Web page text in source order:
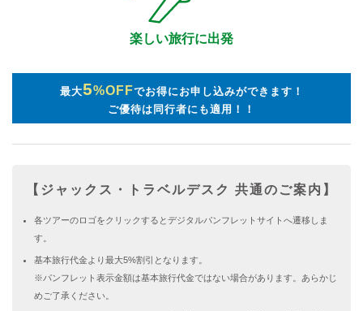
楽しい旅行に出発
最大5%OFFでお得にお申し込みができます！
ご優待は同行者にも適用！！
【ジャックス・トラベルデスク 共通のご案内】
各ツアーのロゴをクリックするとデジタルパンフレットサイトへ遷移しま
す。
基本旅行代金より最大5%割引となります。
※パンフレット表示金額は基本旅行代金ではない場合があります。あらかじ
めご了承ください。